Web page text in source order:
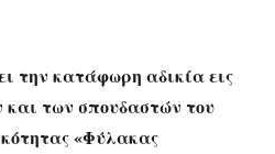
την κατάφωρη αδικία εις
των σπουδαστών του
«Φύλακας